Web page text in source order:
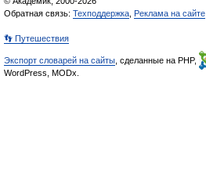
Обратная связь: Техподдержка Реклама на сайте
👣 Путешествия
Экспорт словарей на сайты , сделанные на PHP,
WordPress, MODx.